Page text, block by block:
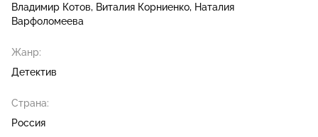
Владимир Котов
Виталия Корниенко Наталия
Варфоломеева
Жанр:
Детектив
Страна:
Россия